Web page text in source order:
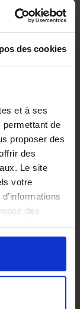
des cookies
et à ses
permettant de
proposer des
des
Le site
votre
des
via l'onglet
votre
bas des